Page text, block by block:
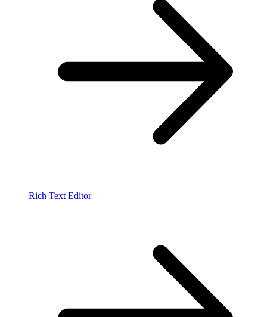
Rich Text Editor